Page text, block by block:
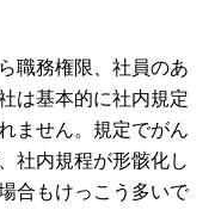
職務権限、社員のあ
は基本的に社内規定
ません。規定でがん
社内規程が形骸化し
合もけっこう多いで